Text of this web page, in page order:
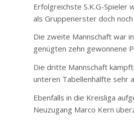
Erfolgreichste S.K.G-Spieler
als Gruppenerster doch
Die zweite Mannschaft war
genügten zehn gewonnene
Die dritte Mannschaft
unteren Tabellenhälfte sehr
Ebenfalls in die Kreisliga
Neuzugang Marco Kern